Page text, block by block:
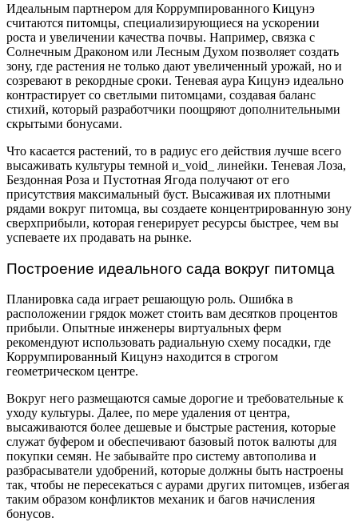
Идеальным партнером для Коррумпированного Кицунэ
считаются питомцы, специализирующиеся на ускорении
роста и увеличении качества почвы. Например, связка с
Солнечным Драконом или Лесным Духом позволяет создать
зону, где растения не только дают увеличенный урожай, но и
созревают в рекордные сроки. Теневая аура Кицунэ идеально
контрастирует со светлыми питомцами, создавая баланс
стихий, который разработчики поощряют дополнительными
скрытыми бонусами.
Что касается растений, то в радиус его действия лучше всего
высаживать культуры темной и_void_ линейки. Теневая Лоза,
Бездонная Роза и Пустотная Ягода получают от его
присутствия максимальный буст. Высаживая их плотными
рядами вокруг питомца, вы создаете концентрированную зону
сверхприбыли, которая генерирует ресурсы быстрее, чем вы
успеваете их продавать на рынке.
Построение идеального сада вокруг питомца
Планировка сада играет решающую роль. Ошибка в
расположении грядок может стоить вам десятков процентов
прибыли. Опытные инженеры виртуальных ферм
рекомендуют использовать радиальную схему посадки, где
Коррумпированный Кицунэ находится в строгом
геометрическом центре.
Вокруг него размещаются самые дорогие и требовательные к
уходу культуры. Далее, по мере удаления от центра,
высаживаются более дешевые и быстрые растения, которые
служат буфером и обеспечивают базовый поток валюты для
покупки семян. Не забывайте про систему автополива и
разбрасыватели удобрений, которые должны быть настроены
так, чтобы не пересекаться с аурами других питомцев, избегая
таким образом конфликтов механик и багов начисления
бонусов.